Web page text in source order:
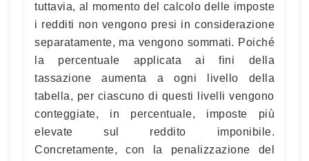
tuttavia, al momento del calcolo delle imposte
i redditi non vengono presi in considerazione
separatamente, ma vengono sommati. Poiché
la percentuale applicata ai fini della
tassazione aumenta a ogni livello della
tabella, per ciascuno di questi livelli vengono
conteggiate, in percentuale, imposte più
elevate sul reddito imponibile.
Concretamente, con la penalizzazione del